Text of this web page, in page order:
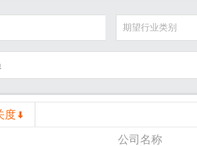
期望行业类别
度
公司名称